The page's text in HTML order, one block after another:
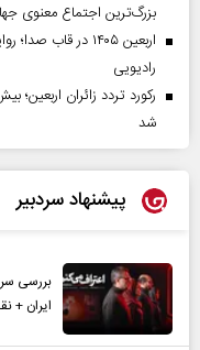
بزرگ‌ترین اجتماع معنوی
اربعین ۱۴۰۵ در
رادیویی
شد
پیشنهاد سردبیر
بررسی
ایران +